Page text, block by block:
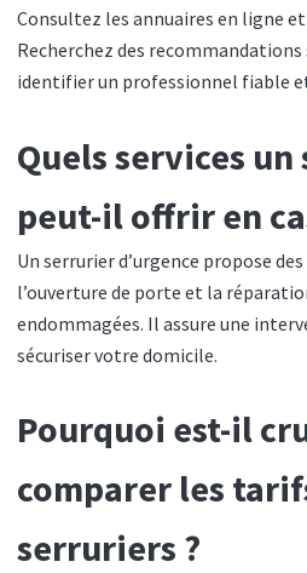
Consultez les annuaires en ligne
Recherchez des
identifier un professionnel fiable
Quels services
peut-il offrir en
Un serrurier d’urgence propose
l’ouverture de porte et la
endommagées. Il assure une
sécuriser votre domicile.
Pourquoi est-il
comparer les
serruriers ?